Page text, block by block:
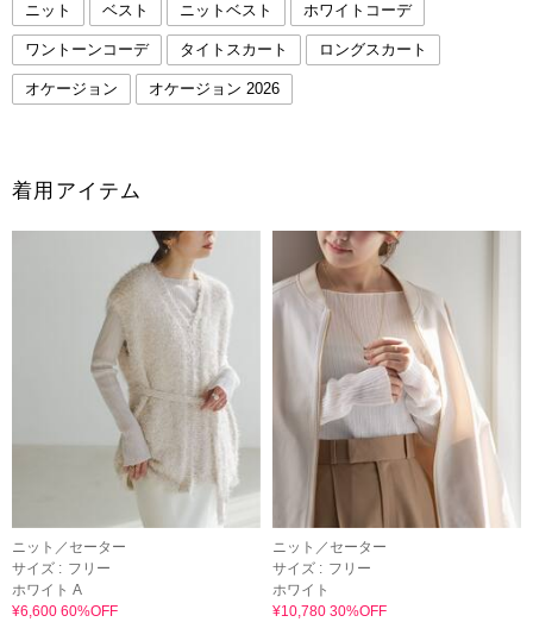
ニット ベスト ニットベスト ホワイトコーデ
ワントーンコーデ タイトスカート ロングスカート
オケージョン オケージョン 2026
着用アイテム
ニット／セーター
サイズ : フリー
ホワイト A
¥6,600 60%OFF
ニット／セーター
サイズ : フリー
ホワイト
¥10,780 30%OFF